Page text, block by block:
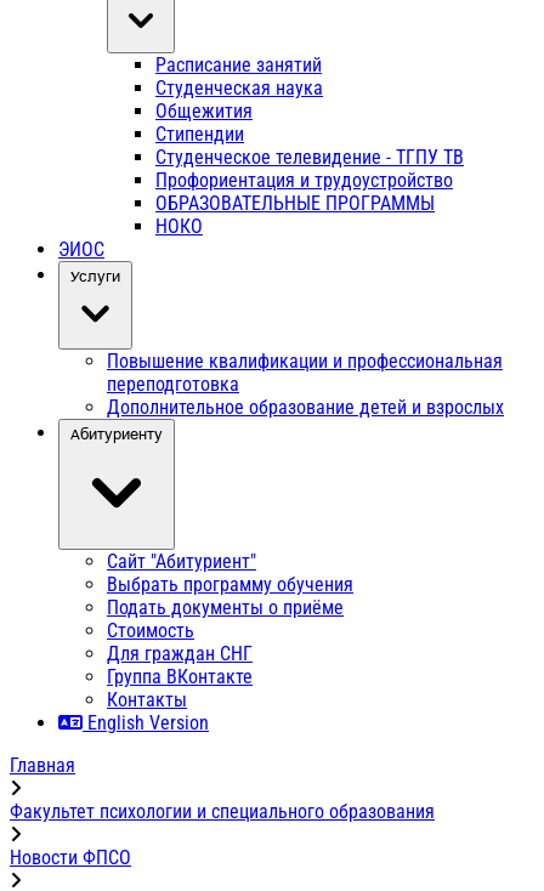
Расписание занятий
Студенческая наука
Общежития
Стипендии
Студенческое телевидение - ТГПУ ТВ
Профориентация и трудоустройство
ОБРАЗОВАТЕЛЬНЫЕ ПРОГРАММЫ
НОКО
ЭИОС
Услуги
Повышение квалификации и профессиональная
переподготовка
Дополнительное образование детей и взрослых
Абитуриенту
Сайт "Абитуриент"
Выбрать программу обучения
Подать документы о приёме
Стоимость
Для граждан СНГ
Группа ВКонтакте
Контакты
English Version
Главная
Факультет психологии и специального образования
Новости ФПСО